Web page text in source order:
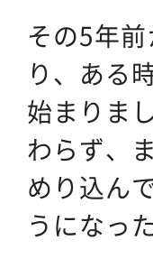
その5年
り、ある
始まりま
わらず、
めり込ん
うになっ